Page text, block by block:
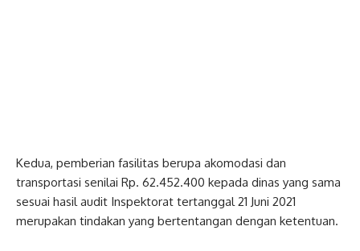
Kedua, pemberian fasilitas berupa akomodasi dan
transportasi senilai Rp. 62.452.400 kepada dinas yang sama
sesuai hasil audit Inspektorat tertanggal 21 Juni 2021
merupakan tindakan yang bertentangan dengan ketentuan.